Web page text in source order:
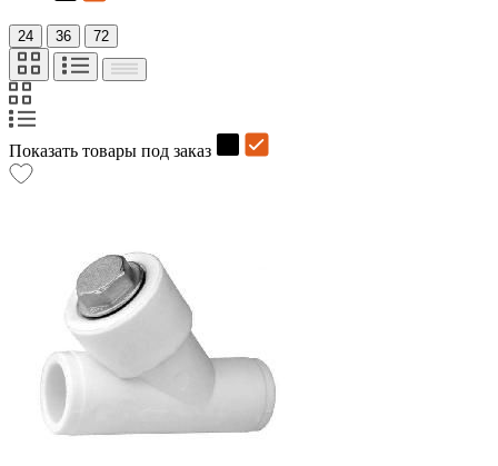
24 36 72
Показать товары под заказ